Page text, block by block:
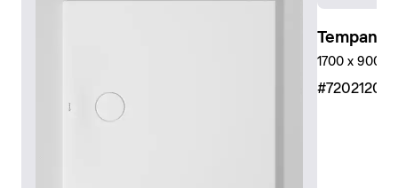
acustico, nonché la più severa norma svizzera SIA 181
pavimento). Ciò è stato verificato e certificato dal
Fraunhofer Institut.
Tempano
1700 x 900